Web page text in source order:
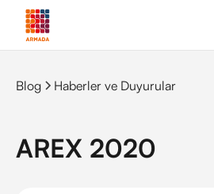
Blog Haberler ve Duyurular
AREX 2020